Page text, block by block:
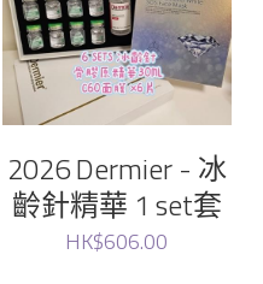
2026 Dermier - 冰
齡針精華 1 set套
HK$606.00